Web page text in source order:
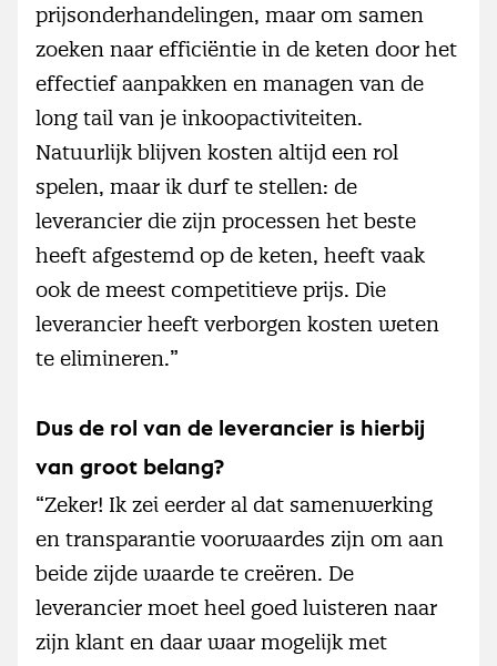
prijsonderhandelingen, maar om samen
zoeken naar efficiëntie in de keten door het
effectief aanpakken en managen van de
long tail van je inkoopactiviteiten.
Natuurlijk blijven kosten altijd een rol
spelen, maar ik durf te stellen: de
leverancier die zijn processen het beste
heeft afgestemd op de keten, heeft vaak
ook de meest competitieve prijs. Die
leverancier heeft verborgen kosten weten
te elimineren.”
Dus de rol van de leverancier is hierbij
van groot belang?
“Zeker! Ik zei eerder al dat samenwerking
en transparantie voorwaardes zijn om aan
beide zijde waarde te creëren. De
leverancier moet heel goed luisteren naar
zijn klant en daar waar mogelijk met